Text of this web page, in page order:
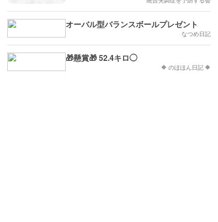
オーバル型バランスボールプレゼント
なつめ日記
🎁懸賞🎁 52.4キロ◯
🔶 のほほん日記 🔶